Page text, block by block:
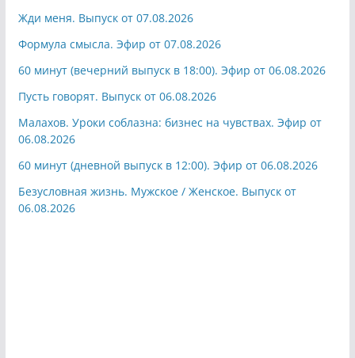
Жди меня. Выпуск от 07.08.2026
Формула смысла. Эфир от 07.08.2026
60 минут (вечерний выпуск в 18:00). Эфир от 06.08.2026
Пусть говорят. Выпуск от 06.08.2026
Малахов. Уроки соблазна: бизнес на чувствах. Эфир от
06.08.2026
60 минут (дневной выпуск в 12:00). Эфир от 06.08.2026
Безусловная жизнь. Мужское / Женское. Выпуск от
06.08.2026